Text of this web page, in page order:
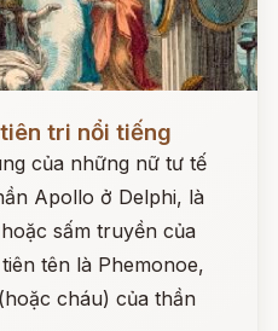
tri nổi tiếng
của những nữ tư tế
Apollo ở Delphi, là
sấm truyền của
tên là Phemonoe,
cháu) của thần